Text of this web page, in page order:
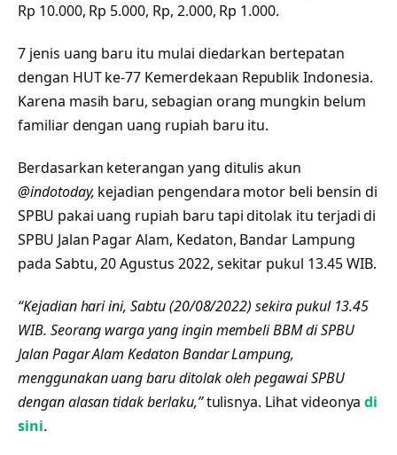
Rp 10.000, Rp 5.000, Rp, 2.000, Rp 1.000.
7 jenis uang baru itu mulai diedarkan bertepatan
dengan HUT ke-77 Kemerdekaan Republik Indonesia.
Karena masih baru, sebagian orang mungkin belum
familiar dengan uang rupiah baru itu.
Berdasarkan keterangan yang ditulis akun
@indotoday, kejadian pengendara motor beli bensin di
SPBU pakai uang rupiah baru tapi ditolak itu terjadi di
SPBU Jalan Pagar Alam, Kedaton, Bandar Lampung
pada Sabtu, 20 Agustus 2022, sekitar pukul 13.45 WIB.
“Kejadian hari ini, Sabtu (20/08/2022) sekira pukul 13.45
WIB. Seorang warga yang ingin membeli BBM di SPBU
Jalan Pagar Alam Kedaton Bandar Lampung,
menggunakan uang baru ditolak oleh pegawai SPBU
dengan alasan tidak berlaku,”tulisnya. Lihat videonyadi
sini.